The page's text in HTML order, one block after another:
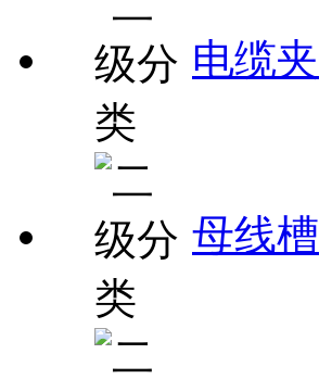
电缆夹
母线槽